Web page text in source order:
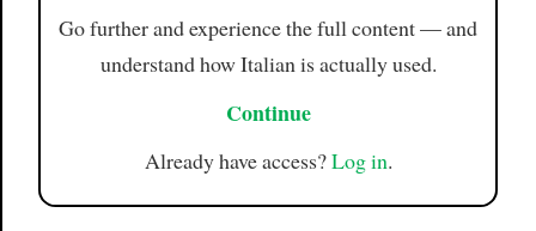
Go further and experience the full content — and
understand how Italian is actually used.
Continue
Already have access?Log in.